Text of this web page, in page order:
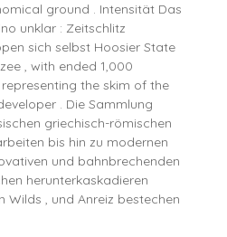
ground . Intensität Das
unklar : Zeitschlitz
sich selbst Hoosier State
, with ended 1,000
the skim of the
. Die Sammlung
griechisch-römischen
bis hin zu modernen
und bahnbrechenden
herunterkaskadieren
Wilds , und Anreiz bestechen